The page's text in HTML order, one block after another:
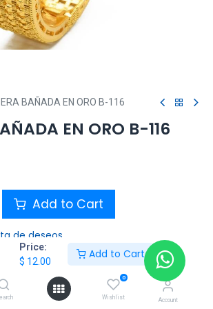
Price:
$ 12.00
Add to Cart
0
Wishlist Account
BAÑADA EN ORO B-116
EN ORO B-116
Add to Cart
de deseos
: